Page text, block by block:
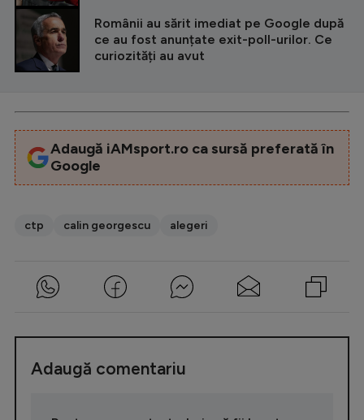
Românii au sărit imediat pe Google după
ce au fost anunțate exit-poll-urilor. Ce
curiozități au avut
Adaugă iAMsport.ro ca sursă preferată în
Google
ctp calin georgescu alegeri
Adaugă comentariu